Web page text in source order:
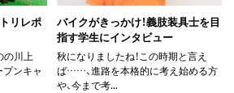
リレポ
の川上
プンキャ
バイクがきっかけ！義肢装具士を目
指す学生にインタビュー
秋になりましたね！この時期と言え
ば……、進路を本格的に考え始める方
や、今まで考...